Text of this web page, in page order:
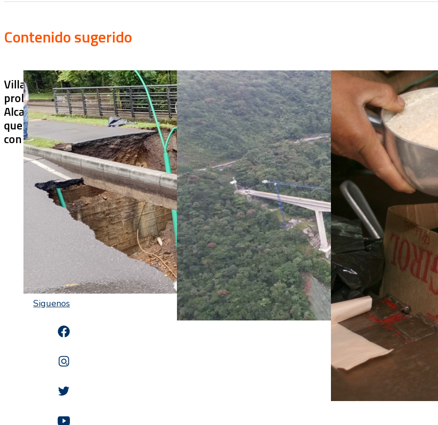
Contenido sugerido
Villa Julia no puede tapar el
problema: ¿qué hará la
Alcaldía con los puentes
que ya colapsaron y siguen
con soluciones temporales?
¿De qué sirve un puente
terminado si no se puede
usar? Chirajara sigue
cerrado más de dos años
después de su entrega
¿Pagaron menos de lo
permitido por el arroz
Meta? La SIC puso bajo la
lupa a siete compradores
Siguenos